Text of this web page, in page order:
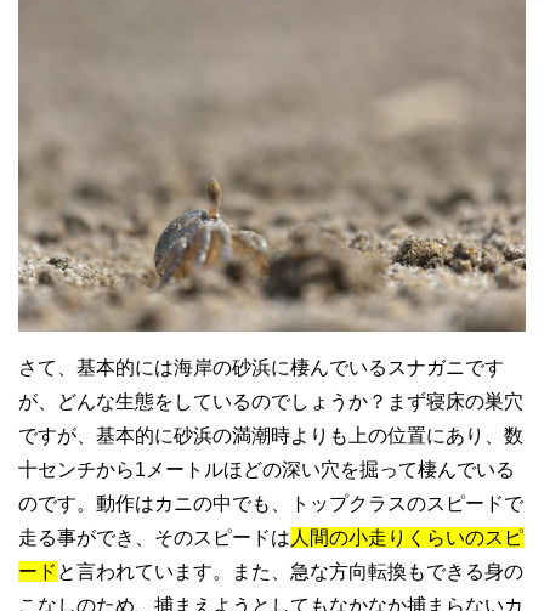
さて、基本的には海岸の砂浜に棲んでいるスナガニです
が、どんな生態をしているのでしょうか？まず寝床の巣穴
ですが、基本的に砂浜の満潮時よりも上の位置にあり、数
十センチから1メートルほどの深い穴を掘って棲んでいる
のです。動作はカニの中でも、トップクラスのスピードで
走る事ができ、そのスピードは 人間の小走りくらいのスピ
ード と言われています。また、急な方向転換もできる身の
こなしのため、捕まえようとしてもなかなか捕まらないカ